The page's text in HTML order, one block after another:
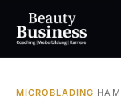
MICROBLADING·